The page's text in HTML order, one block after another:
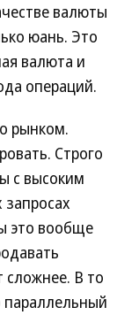
валюты
юань. Это
валюта и
операций.
рынком.
Строго
с высоким
это вообще
сложнее. В то